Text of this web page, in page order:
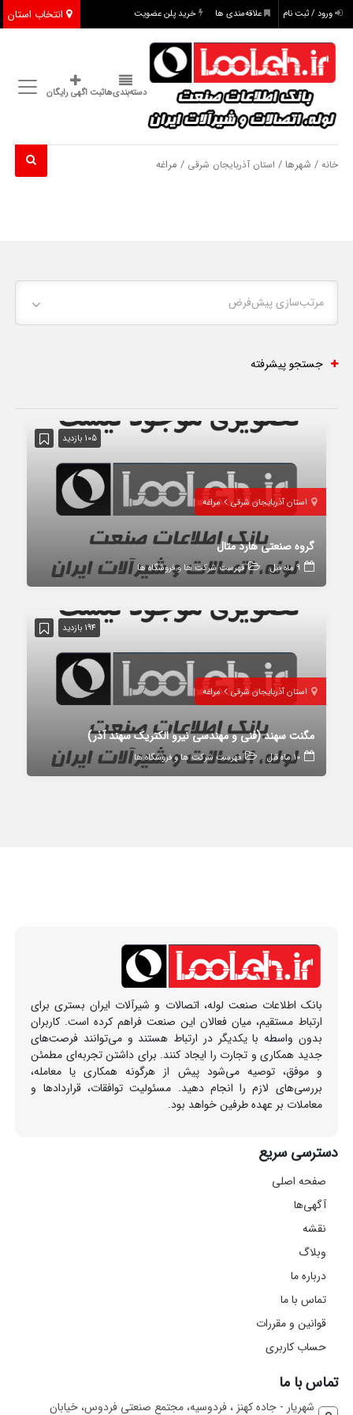
انتخاب استان ورود / ثبت نام علاقه‌مندی ها خرید پلن عضویت
دسته‌بندی‌هاثبت اگهی رایگان
خانه / شهرها / استان آذربایجان شرقی / مراغه
مرتب‌سازی پیش‌فرض
جستجو پیشرفته
105 بازدید
استان آذربایجان شرقی مراغه
گروه صنعتی هارد متال
9 ماه قبل فهرست شرکت ها و فروشگاه ها
194 بازدید
استان آذربایجان شرقی مراغه
مگنت سهند (فنی و مهندسی نیرو الکتریک سهند آذر)
10 ماه قبل فهرست شرکت ها و فروشگاه ها
بانک اطلاعات صنعت لوله، اتصالات و شیرآلات ایران بستری برای
ارتباط مستقیم، میان فعالان این صنعت فراهم کرده است. کاربران
بدون واسطه با یکدیگر در ارتباط هستند و می‌توانند فرصت‌های
جدید همکاری و تجارت را ایجاد کنند. برای داشتن تجربه‌ای مطمئن
و موفق، توصیه می‌شود پیش از هرگونه همکاری یا معامله،
بررسی‌های لازم را انجام دهید. مسئولیت توافقات، قراردادها و
معاملات بر عهده طرفین خواهد بود.
دسترسی سریع
صفحه اصلی
آگهی‌ها
نقشه
وبلاگ
درباره ما
تماس با ما
قوانین و مقررات
حساب کاربری
تماس با ما
شهریار - جاده کهنز ، فردوسیه، مجتمع صنعتی فردوس، خیابان